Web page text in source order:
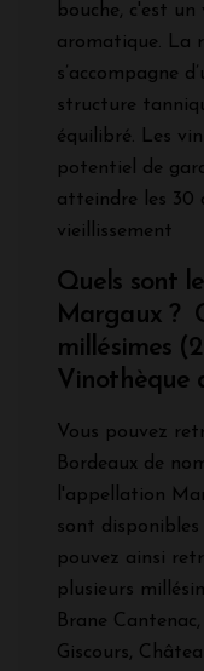
bouche, c'est
aromatique. La
s’accompagne
structure
équilibré. Les
potentiel de
atteindre les 30
vieillissement
Quels sont
Margaux ?
millésimes
Vinothèque
Vous pouvez
Bordeaux de
l'appellation
sont disponibles
pouvez ainsi
plusieurs
Brane
Giscours,